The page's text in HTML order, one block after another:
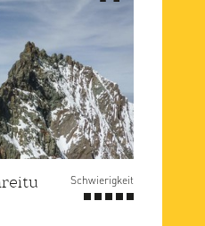
Schwierigkeit